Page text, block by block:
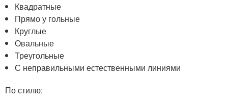
Квадратные
Прямо у гольные
Круглые
Овальные
Треугольные
С неправильными естественными линиями
По стилю: